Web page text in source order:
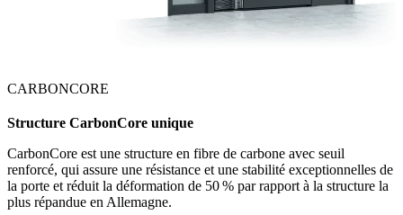
CARBONCORE
Structure CarbonCore unique
CarbonCore est une structure en fibre de carbone avec seuil
renforcé, qui assure une résistance et une stabilité exceptionnelles de
la porte et réduit la déformation de 50 % par rapport à la structure la
plus répandue en Allemagne.